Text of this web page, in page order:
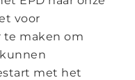
voor
te maken om
met het